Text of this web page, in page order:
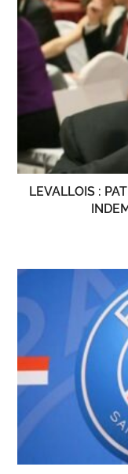
LEVALLOIS :